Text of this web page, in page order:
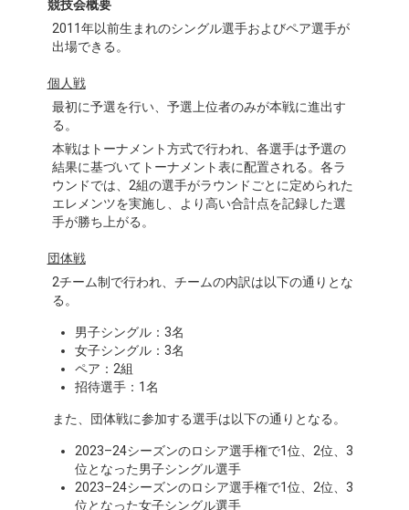
競技会概要
2011年以前生まれのシングル選手およびペア選手が
出場できる。
個人戦
最初に予選を行い、予選上位者のみが本戦に進出す
る。
本戦はトーナメント方式で行われ、各選手は予選の
結果に基づいてトーナメント表に配置される。各ラ
ウンドでは、2組の選手がラウンドごとに定められた
エレメンツを実施し、より高い合計点を記録した選
手が勝ち上がる。
団体戦
2チーム制で行われ、チームの内訳は以下の通りとな
る。
男子シングル：3名
女子シングル：3名
ペア：2組
招待選手：1名
また、団体戦に参加する選手は以下の通りとなる。
2023–24シーズンのロシア選手権で1位、2位、3
位となった男子シングル選手
2023–24シーズンのロシア選手権で1位、2位、3
位となった女子シングル選手